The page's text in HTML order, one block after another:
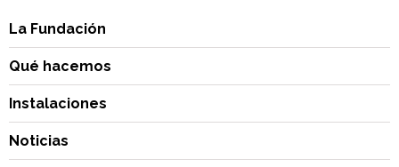
La Fundación
Qué hacemos
Instalaciones
Noticias